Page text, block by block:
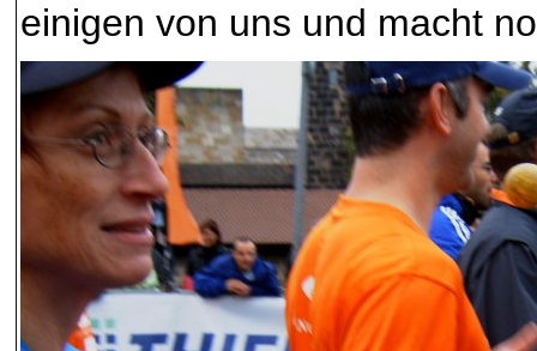
einigen von uns und macht